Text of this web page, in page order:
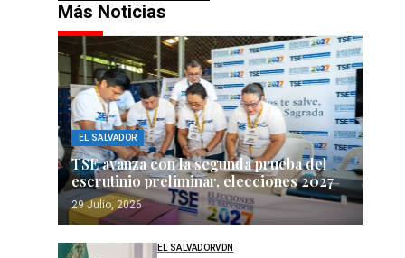
Más Noticias
EL SALVADOR
TSE avanza con la segunda prueba del
escrutinio preliminar, elecciones 2027
29 Julio, 2026
EL SALVADORVDN